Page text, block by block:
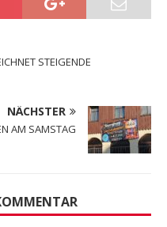
STEIGENDE
NÄCHSTER
AM SAMSTAG